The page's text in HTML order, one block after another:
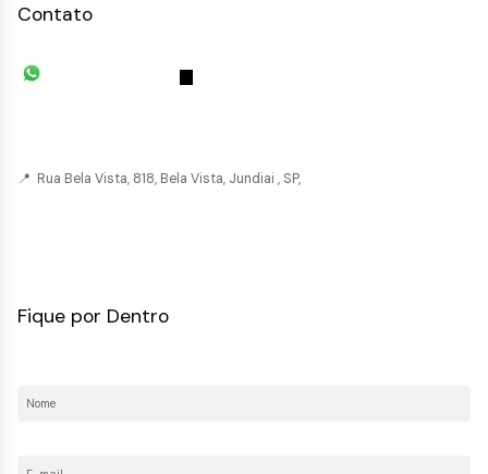
Contato
📍 Rua Bela Vista, 818, Bela Vista, Jundiai , SP,
Fique por Dentro